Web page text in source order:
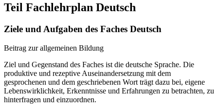
Teil Fachlehrplan Deutsch
Ziele und Aufgaben des Faches Deutsch
Beitrag zur allgemeinen Bildung
Ziel und Gegenstand des Faches ist die deutsche Sprache. Die
produktive und rezeptive Auseinandersetzung mit dem
gesprochenen und dem geschriebenen Wort trägt dazu bei, eigene
Lebenswirklichkeit, Erkenntnisse und Erfahrungen zu betrachten, zu
hinterfragen und einzuordnen.